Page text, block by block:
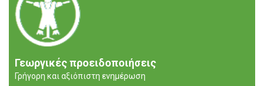
Γεωργικές προειδοποιήσεις
Γρήγορη και αξιόπιστη ενημέρωση